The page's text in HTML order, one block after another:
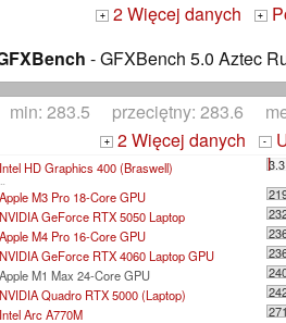
+ 2 Więcej danych +
- GFXBench 5.0 Aztec
min: 283.5 przeciętny: 283.6
+ 2 Więcej danych -
Intel HD Graphics 400 (Braswell)
...
Apple M3 Pro 18-Core GPU
NVIDIA GeForce RTX 5050 Laptop
Apple M4 Pro 16-Core GPU
NVIDIA GeForce RTX 4060 Laptop GPU
Apple M1 Max 24-Core GPU
NVIDIA Quadro RTX 5000 (Laptop)
Intel Arc A770M